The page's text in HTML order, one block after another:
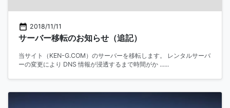
2018/11/11
サーバー移転のお知らせ（追記）
当サイト（KEN-G.COM）のサーバーを移転します。 レンタルサーバ
ーの変更により DNS 情報が浸透するまで時間がか ......